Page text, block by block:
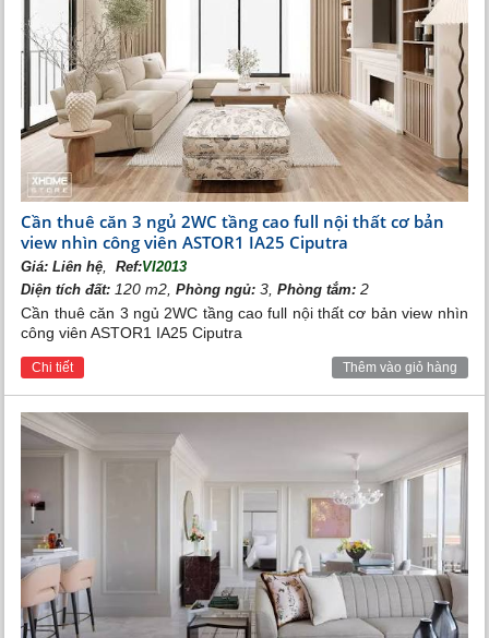
tài ba của Vingroup thiết kế đầy khoa học, mang đến
không gian sống đẳng cấp, giao hòa với thiên nhiên.
Nội thất trong căn biệt thự là các sản phẩm đến từ những
thương hiệu đẳng cấp thế giới với sự phối hợp hài hòa,
khoa học, đáp ứng nhu cầu thiết yếu của cuộc sống gia
chủ.
Phòng khách Vinhomes Riveside
Cần thuê căn 3 ngủ 2WC tầng cao full nội thất cơ bản
view nhìn công viên ASTOR1 IA25 Ciputra
Giá:Liên hệ Ref:VI2013
Diện tích đất: 120 m2,Phòng ngủ: 3,Phòng tắm: 2
Cần thuê căn 3 ngủ 2WC tầng cao full nội thất cơ bản view nhìn
công viên ASTOR1 IA25 Ciputra
Chi tiết Thêm vào giỏ hàng